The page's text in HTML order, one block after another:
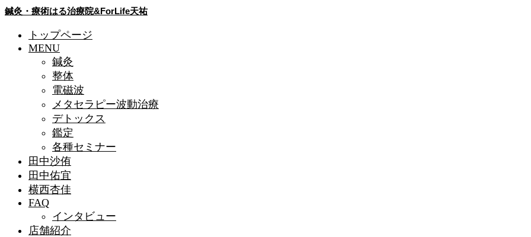
鍼灸・療術はる治療院&ForLife天祐
トップページ
MENU
鍼灸
整体
電磁波
メタセラピー波動治療
デトックス
鑑定
各種セミナー
田中沙侑
田中佑宜
横西杏佳
FAQ
インタビュー
店舗紹介